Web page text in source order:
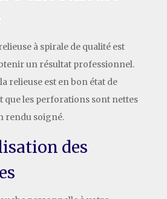
à spirale de qualité est
un résultat professionnel.
relieuse est en bon état de
les perforations sont nettes
rendu soigné.
des